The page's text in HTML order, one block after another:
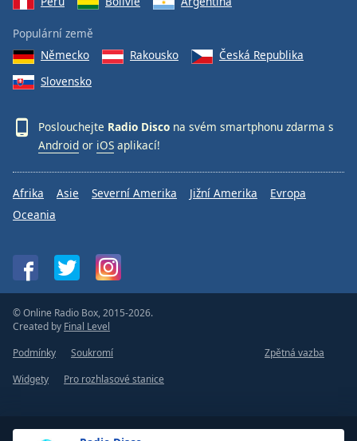
Populární země
Německo
Rakousko
Česká Republika
Slovensko
Poslouchejte Radio Disco na svém smartphonu zdarma s
Android or iOS aplikací!
Afrika Asie Severní Amerika Jižní Amerika
Evropa
Oceania
© Online Radio Box, 2015-2026.
Created by Final Level
Podmínky
Soukromí
Zpětná vazba
Widgety
Pro rozhlasové stanice